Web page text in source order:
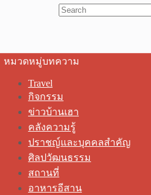
หมวดหมู่บทความ
Travel
กิจกรรม
ข่าวบ้านเฮา
คลังความรู้
ปราชญ์และบุคคลสำคัญ
ศิลปวัฒนธรรม
สถานที่
อาหารอีสาน